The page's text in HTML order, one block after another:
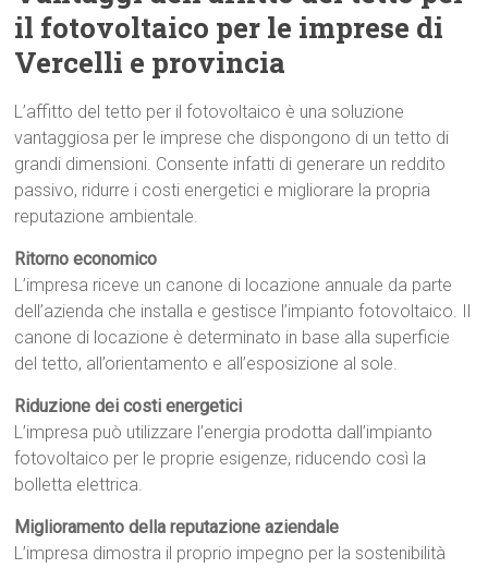
il fotovoltaico per le imprese di
Vercelli e provincia
L’affitto del tetto per il fotovoltaico è una soluzione
vantaggiosa per le imprese che dispongono di un tetto di
grandi dimensioni. Consente infatti di generare un reddito
passivo, ridurre i costi energetici e migliorare la propria
reputazione ambientale.
Ritorno economico
L’impresa riceve un canone di locazione annuale da parte
dell’azienda che installa e gestisce l’impianto fotovoltaico. Il
canone di locazione è determinato in base alla superficie
del tetto, all’orientamento e all’esposizione al sole.
Riduzione dei costi energetici
L’impresa può utilizzare l’energia prodotta dall’impianto
fotovoltaico per le proprie esigenze, riducendo così la
bolletta elettrica.
Miglioramento della reputazione aziendale
L’impresa dimostra il proprio impegno per la sostenibilità